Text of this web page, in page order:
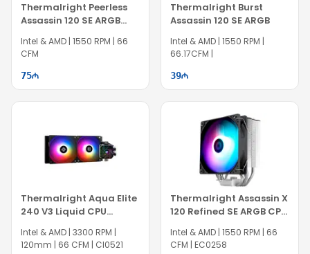
Thermalright Peerless
Assassin 120 SE ARGB
CPU Cooler
Intel & AMD | 1550 RPM | 66
CFM
75
Thermalright Burst
Assassin 120 SE ARGB
Intel & AMD | 1550 RPM |
66.17CFM |
39
Thermalright Aqua Elite
240 V3 Liquid CPU
Intel & AMD | 3300 RPM |
120mm | 66 CFM | CI0521
Thermalright Assassin X
120 Refined SE ARGB CPU
Intel & AMD | 1550 RPM | 66
CFM | EC0258